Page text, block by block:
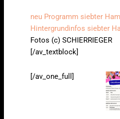
neu Programm siebter
Hintergrundinfos siebter
Fotos (c) SCHIERRIEGER
[/av_textblock]
[/av_one_full]